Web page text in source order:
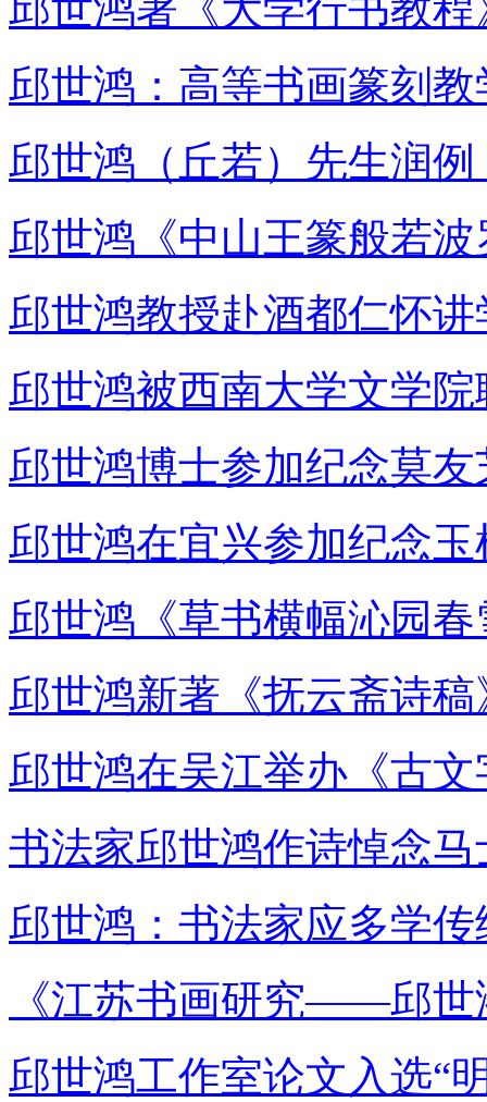
邱世鸿著《大学行书教程
邱世鸿：高等书画篆刻
邱世鸿（丘若）先生润
邱世鸿《中山王篆般若
邱世鸿教授赴酒都仁怀
邱世鸿被西南大学文学
邱世鸿博士参加纪念莫
邱世鸿在宜兴参加纪念
邱世鸿《草书横幅沁园
邱世鸿新著《抚云斋诗
邱世鸿在吴江举办《古
书法家邱世鸿作诗悼念
邱世鸿：书法家应多学传
《江苏书画研究——邱世
邱世鸿工作室论文入选“